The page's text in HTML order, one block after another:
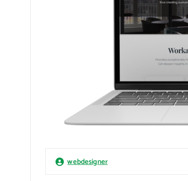
webdesigner